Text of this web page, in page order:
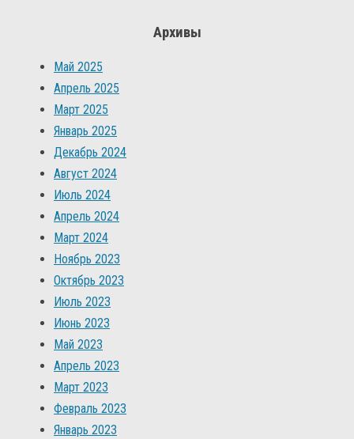
Архивы
Май 2025
Апрель 2025
Март 2025
Январь 2025
Декабрь 2024
Август 2024
Июль 2024
Апрель 2024
Март 2024
Ноябрь 2023
Октябрь 2023
Июль 2023
Июнь 2023
Май 2023
Апрель 2023
Март 2023
Февраль 2023
Январь 2023